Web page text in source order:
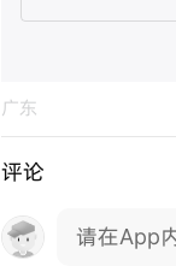
广东
评论
请在App